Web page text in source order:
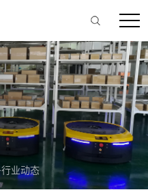
行业动态